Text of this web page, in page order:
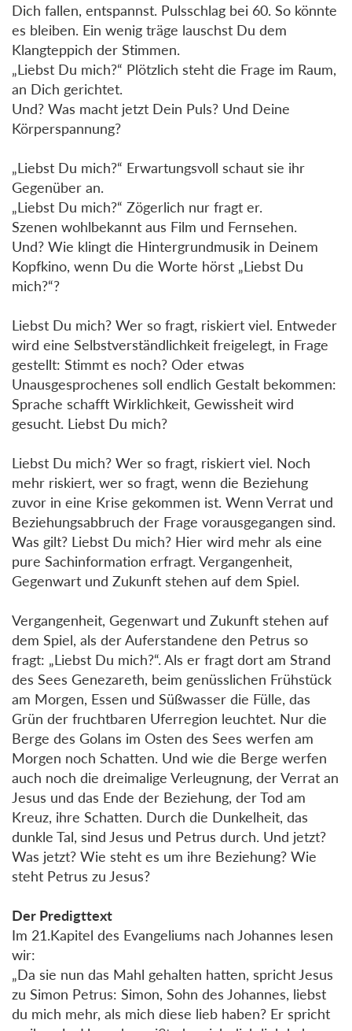
Dich fallen, entspannst. Pulsschlag bei 60. So könnte
es bleiben. Ein wenig träge lauschst Du dem
Klangteppich der Stimmen.
„Liebst Du mich?“ Plötzlich steht die Frage im Raum,
an Dich gerichtet.
Und? Was macht jetzt Dein Puls? Und Deine
Körperspannung?
„Liebst Du mich?“ Erwartungsvoll schaut sie ihr
Gegenüber an.
„Liebst Du mich?“ Zögerlich nur fragt er.
Szenen wohlbekannt aus Film und Fernsehen.
Und? Wie klingt die Hintergrundmusik in Deinem
Kopfkino, wenn Du die Worte hörst „Liebst Du
mich?“?
Liebst Du mich? Wer so fragt, riskiert viel. Entweder
wird eine Selbstverständlichkeit freigelegt, in Frage
gestellt: Stimmt es noch? Oder etwas
Unausgesprochenes soll endlich Gestalt bekommen:
Sprache schafft Wirklichkeit, Gewissheit wird
gesucht. Liebst Du mich?
Liebst Du mich? Wer so fragt, riskiert viel. Noch
mehr riskiert, wer so fragt, wenn die Beziehung
zuvor in eine Krise gekommen ist. Wenn Verrat und
Beziehungsabbruch der Frage vorausgegangen sind.
Was gilt? Liebst Du mich? Hier wird mehr als eine
pure Sachinformation erfragt. Vergangenheit,
Gegenwart und Zukunft stehen auf dem Spiel.
Vergangenheit, Gegenwart und Zukunft stehen auf
dem Spiel, als der Auferstandene den Petrus so
fragt: „Liebst Du mich?“. Als er fragt dort am Strand
des Sees Genezareth, beim genüsslichen Frühstück
am Morgen, Essen und Süßwasser die Fülle, das
Grün der fruchtbaren Uferregion leuchtet. Nur die
Berge des Golans im Osten des Sees werfen am
Morgen noch Schatten. Und wie die Berge werfen
auch noch die dreimalige Verleugnung, der Verrat an
Jesus und das Ende der Beziehung, der Tod am
Kreuz, ihre Schatten. Durch die Dunkelheit, das
dunkle Tal, sind Jesus und Petrus durch. Und jetzt?
Was jetzt? Wie steht es um ihre Beziehung? Wie
steht Petrus zu Jesus?
Der Predigttext
Im 21.Kapitel des Evangeliums nach Johannes lesen
wir:
„Da sie nun das Mahl gehalten hatten, spricht Jesus
zu Simon Petrus: Simon, Sohn des Johannes, liebst
du mich mehr, als mich diese lieb haben? Er spricht